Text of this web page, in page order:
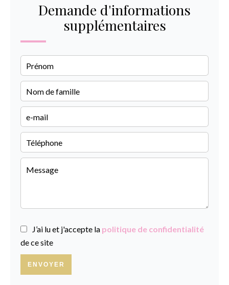
Demande d'informations
supplémentaires
J’ai lu et j'accepte la politique de confidentialité
de ce site
ENVOYER